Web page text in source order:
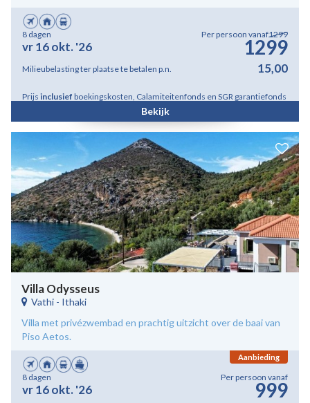
8 dagen
vr 16 okt. '26
Per persoon vanaf1299
1299
Milieubelasting ter plaatse te betalen p.n. 15,00
Prijs inclusief boekingskosten, Calamiteitenfonds en SGR garantiefonds
Bekijk
Villa Odysseus
Vathi - Ithaki
Villa met privézwembad en prachtig uitzicht over de baai van
Piso Aetos.
Aanbieding
8 dagen
vr 16 okt. '26
Per persoon vanaf
999